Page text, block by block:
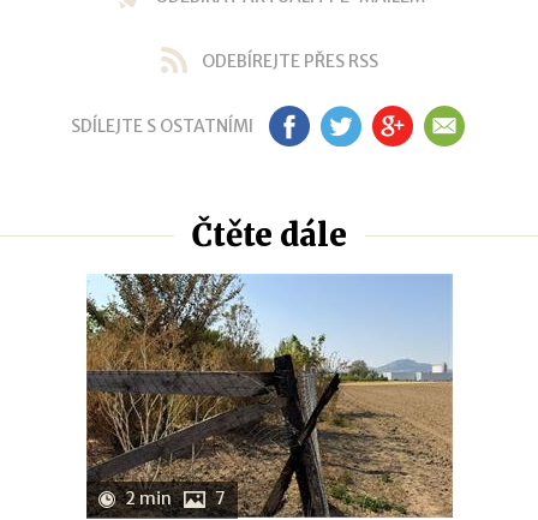
ODEBÍREJTE PŘES RSS
SDÍLEJTE S OSTATNÍMI FB TW GP EM
Čtěte dále
2 min 7